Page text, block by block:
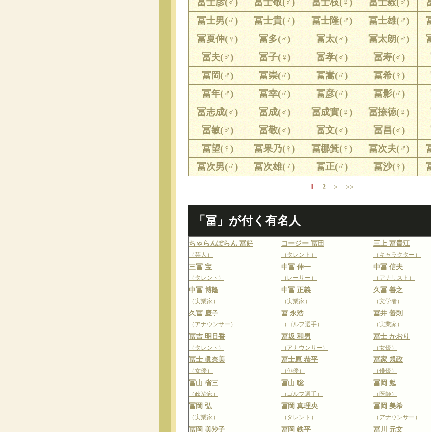
冨士男(♂)
冨士貴(♂) 冨士隆(♂) 冨士雄(♂)
冨夏伸(♀)
冨多(♂) 冨太(♂) 冨太朗(♂)
冨夫(♂)
冨子(♀) 冨孝(♂) 冨寿(♂)
冨岡(♂)
冨崇(♂) 冨嵩(♂) 冨希(♀)
冨年(♂)
冨幸(♂) 冨彦(♂) 冨影(♂)
冨志成(♂)
冨成(♂) 冨成實(♀) 冨捺徳(♀)
冨敏(♂)
冨敬(♂) 冨文(♂) 冨昌(♂)
冨望(♀)
冨果乃(♀) 冨梛箕(♀) 冨次夫(♂)
冨次男(♂)
冨次雄(♂) 冨正(♂) 冨沙(♀)
1 2 > >>
「冨」が付く有名人
ちゃらんぽらん 冨好
（芸人）
コージー 冨田
（タレント）
三上 冨貴江
（キャラクター）
三冨 宝
（タレント）
中冨 伸一
（レーサー）
中冨 信夫
（アナリスト）
中冨 博隆
（実業家）
中冨 正義
（実業家）
久冨 善之
（文学者）
久冨 慶子
（アナウンサー）
冨 永浩
（ゴルフ選手）
冨井 善則
（実業家）
冨吉 明日香
（タレント）
冨坂 和男
（アナウンサー）
冨士 かおり
（女優）
冨士 眞奈美
（女優）
冨士原 恭平
（俳優）
冨家 規政
（俳優）
冨山 省三
（政治家）
冨山 聡
（ゴルフ選手）
冨岡 勉
（医師）
冨岡 弘
（実業家）
冨岡 真理央
（タレント）
冨岡 美希
（アナウンサー）
冨岡 美沙子 冨岡 鉄平 冨川 元文